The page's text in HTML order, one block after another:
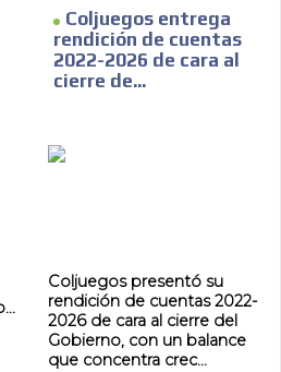
Coljuegos entrega
rendición de cuentas
2022-2026 de cara al
cierre de...
Coljuegos presentó su
rendición de cuentas 2022-
2026 de cara al cierre del
Gobierno, con un balance
que concentra crec...